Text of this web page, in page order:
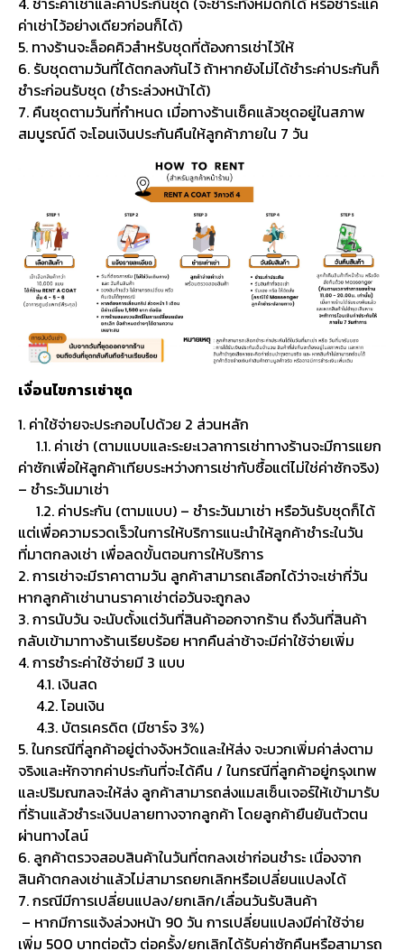
ค่าเช่าไว้อย่างเดียวก่อนก็ได้)
5. ทางร้านจะล็อคคิวสำหรับชุดที่ต้องการเช่าไว้ให้
6. รับชุดตามวันที่ได้ตกลงกันไว้ ถ้าหากยังไม่ได้ชำระค่าประกันก็
ชำระก่อนรับชุด (ชำระล่วงหน้าได้)
7. คืนชุดตามวันที่กำหนด เมื่อทางร้านเช็คแล้วชุดอยู่ในสภาพ
สมบูรณ์ดี จะโอนเงินประกันคืนให้ลูกค้าภายใน 7 วัน
เงื่อนไขการเช่าชุด
1. ค่าใช้จ่ายจะประกอบไปด้วย 2 ส่วนหลัก
1.1. ค่าเช่า (ตามแบบและระยะเวลาการเช่าทางร้านจะมีการแยก
ค่าซักเพื่อให้ลูกค้าเทียบระหว่างการเช่ากับซื้อแต่ไม่ใช่ค่าซักจริง)
– ชำระวันมาเช่า
1.2. ค่าประกัน (ตามแบบ) – ชำระวันมาเช่า หรือวันรับชุดก็ได้
แต่เพื่อความรวดเร็วในการให้บริการแนะนำให้ลูกค้าชำระในวัน
ที่มาตกลงเช่า เพื่อลดขั้นตอนการให้บริการ
2. การเช่าจะมีราคาตามวัน ลูกค้าสามารถเลือกได้ว่าจะเช่ากี่วัน
หากลูกค้าเช่านานราคาเช่าต่อวันจะถูกลง
3. การนับวัน จะนับตั้งแต่วันที่สินค้าออกจากร้าน ถึงวันที่สินค้า
กลับเข้ามาทางร้านเรียบร้อย หากคืนล่าช้าจะมีค่าใช้จ่ายเพิ่ม
4. การชำระค่าใช้จ่ายมี 3 แบบ
4.1. เงินสด
4.2. โอนเงิน
4.3. บัตรเครดิต (มีชาร์จ 3%)
5. ในกรณีที่ลูกค้าอยู่ต่างจังหวัดและให้ส่ง จะบวกเพิ่มค่าส่งตาม
จริงและหักจากค่าประกันที่จะได้คืน / ในกรณีที่ลูกค้าอยู่กรุงเทพ
และปริมณฑลจะให้ส่ง ลูกค้าสามารถส่งแมสเซ็นเจอร์ให้เข้ามารับ
ที่ร้านแล้วชำระเงินปลายทางจากลูกค้า โดยลูกค้ายืนยันตัวตน
ผ่านทางไลน์
6. ลูกค้าตรวจสอบสินค้าในวันที่ตกลงเช่าก่อนชำระ เนื่องจาก
สินค้าตกลงเช่าแล้วไม่สามารถยกเลิกหรือเปลี่ยนแปลงได้
7. กรณีมีการเปลี่ยนแปลง/ยกเลิก/เลื่อนวันรับสินค้า
– หากมีการแจ้งล่วงหน้า 90 วัน การเปลี่ยนแปลงมีค่าใช้จ่าย
เพิ่ม 500 บาทต่อตัว ต่อครั้ง/ยกเลิกได้รับค่าซักคืนหรือสามารถ